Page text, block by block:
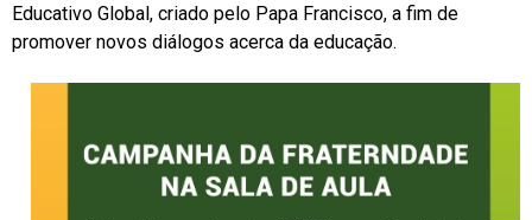
Educativo Global, criado pelo Papa Francisco, a fim de
promover novos diálogos acerca da educação.